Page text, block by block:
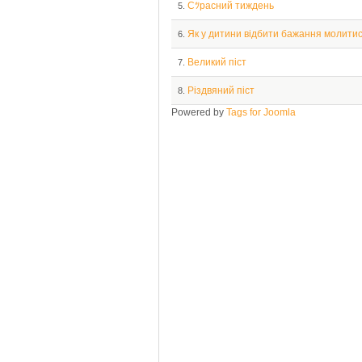
5. Сﾂрасний тиждень
6. Як у дитини відбити бажання
7. Великий піст
8.
Різдвяний піст
Powered by Tags for Joomla